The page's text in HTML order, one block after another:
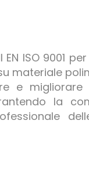
EN ISO 9001
materiale
e
la